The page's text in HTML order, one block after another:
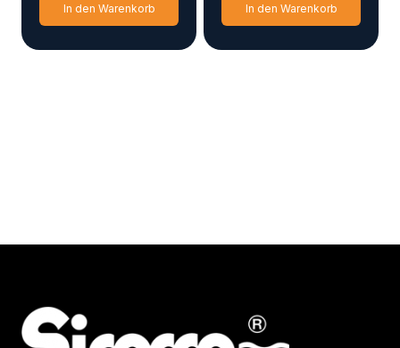
In den Warenkorb In den Warenkorb